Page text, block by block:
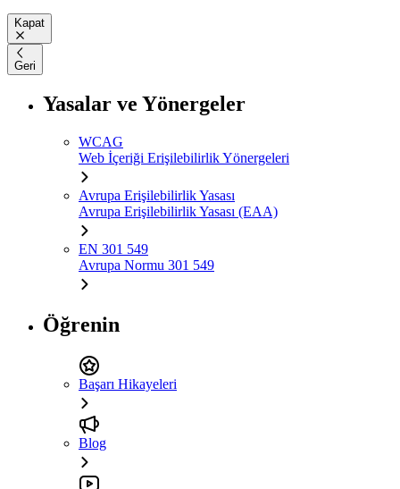
Kapat
Geri
Yasalar ve Yönergeler
WCAG
Web İçeriği Erişilebilirlik Yönergeleri
Avrupa Erişilebilirlik Yasası
Avrupa Erişilebilirlik Yasası (EAA)
EN 301 549
Avrupa Normu 301 549
Öğrenin
Başarı Hikayeleri
Blog